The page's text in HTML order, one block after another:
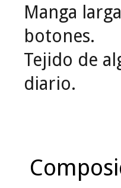
Manga
botones.
Tejido de
diario.